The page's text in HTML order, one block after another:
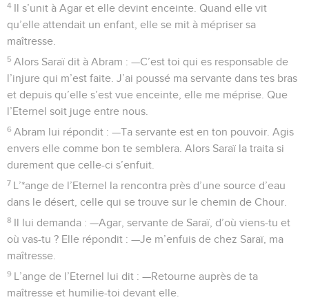
4 Il s’unit à Agar et elle devint enceinte. Quand elle vit
qu’elle attendait un enfant, elle se mit à mépriser sa
maîtresse.
5 Alors Saraï dit à Abram : —C’est toi qui es responsable de
l’injure qui m’est faite. J’ai poussé ma servante dans tes bras
et depuis qu’elle s’est vue enceinte, elle me méprise. Que
l’Eternel soit juge entre nous.
6 Abram lui répondit : —Ta servante est en ton pouvoir. Agis
envers elle comme bon te semblera. Alors Saraï la traita si
durement que celle-ci s’enfuit.
7 L’*ange de l’Eternel la rencontra près d’une source d’eau
dans le désert, celle qui se trouve sur le chemin de Chour.
8 Il lui demanda : —Agar, servante de Saraï, d’où viens-tu et
où vas-tu ? Elle répondit : —Je m’enfuis de chez Saraï, ma
maîtresse.
9 L’ange de l’Eternel lui dit : —Retourne auprès de ta
maîtresse et humilie-toi devant elle.